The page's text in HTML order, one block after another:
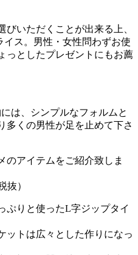
いただくことが出来る上、
イス。男性・女性問わずお使
っとしたプレゼントにもお薦
には、シンプルなフォルムと
多くの男性が足を止めて下さ
のアイテムをご紹介致しま
抜）
ぷりと使ったL字ジップタイ
ットは広々とした作りになっ